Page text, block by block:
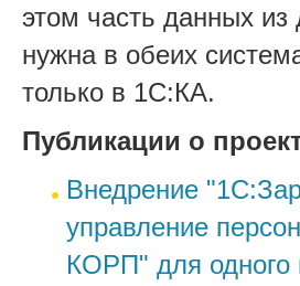
этом часть данных из
нужна в обеих
только в 1С:КА.
Публикации о
Внедрение
управление
КОРП" для одного